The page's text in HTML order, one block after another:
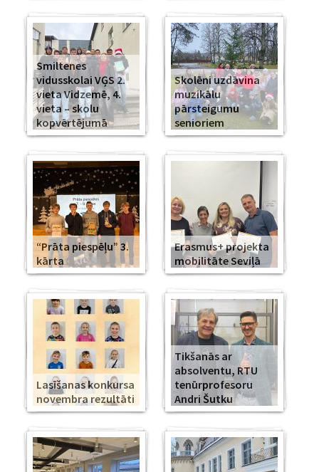
Smiltenes
vidusskolai VĢS 2.
vieta Vidzemē, 4.
vieta – skolu
kopvērtējumā
Skolēni uzdāvina
muzikālu
pārsteigumu
senioriem
“Prāta piespēļu” 3.
kārta
Erasmus+ projekta
mobilitāte Seviļā
Lasīšanas konkursa
novembra rezultāti
Tikšanās ar
absolventu, RTU
tenūrprofesoru
Andri Šutku